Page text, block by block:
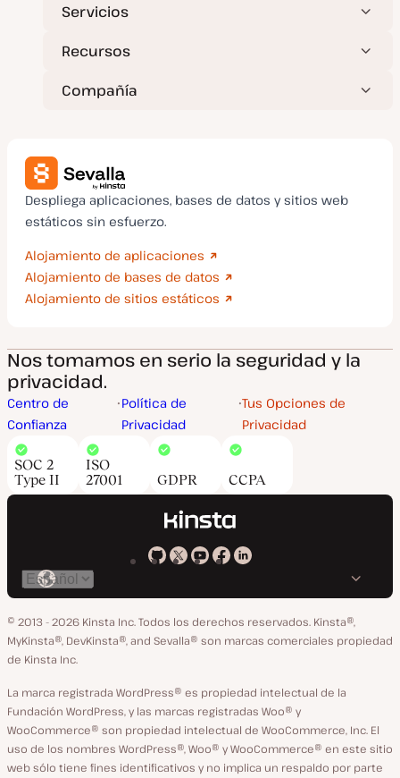
Servicios
Recursos
Compañía
Despliega aplicaciones, bases de datos y sitios web
estáticos sin esfuerzo.
Alojamiento de aplicaciones
Alojamiento de bases de datos
Alojamiento de sitios estáticos
Nos tomamos en serio la seguridad y la
privacidad.
Centro de
Confianza
Política de
Privacidad
Tus Opciones de
Privacidad
SOC 2
Type II
ISO
27001
GDPR CCPA
Kinsta
GitHub
Kinsta
X
Kinsta
YouTube
Kinsta
Facebook
Kinsta
LinkedIn
Cambiar
idioma
© 2013 - 2026 Kinsta Inc. Todos los derechos reservados. Kinsta®,
MyKinsta®, DevKinsta®, and Sevalla® son marcas comerciales propiedad
de Kinsta Inc.
La marca registrada WordPress® es propiedad intelectual de la
Fundación WordPress, y las marcas registradas Woo® y
WooCommerce® son propiedad intelectual de WooCommerce, Inc. El
uso de los nombres WordPress®, Woo® y WooCommerce® en este sitio
web sólo tiene fines identificativos y no implica un respaldo por parte